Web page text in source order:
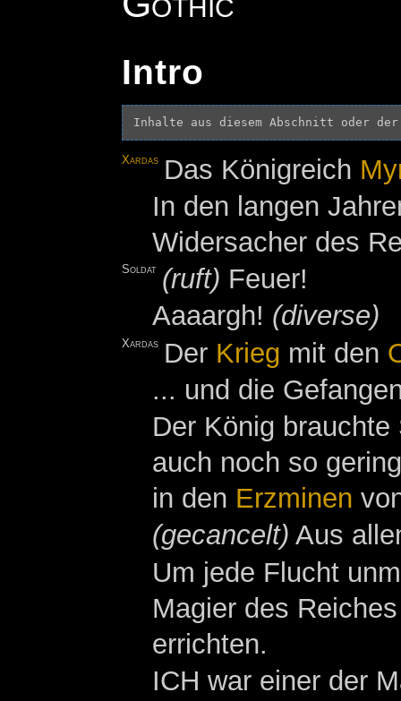
Intro
Inhalte aus diesem Abschnitt oder
Xardas Das Königreich
In den langen
Widersacher des
Soldat (ruft) Feuer!
Aaaargh! (diverse)
Xardas Der Krieg mit den
... und die
Der König
auch noch so
in den Erzminen
(gecancelt) Aus
Um jede Flucht
Magier des
errichten.
ICH war einer der